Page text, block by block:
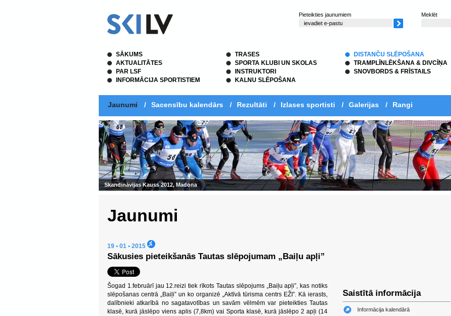
Pieteikties jaunumiem Meklēt
SĀKUMS
AKTUALITĀTES
PAR LSF
INFORMĀCIJA SPORTISTIEM
TRASES
SPORTA KLUBI UN SKOLAS
INSTRUKTORI
KALNU SLĒPOŠANA
DISTANČU SLĒPOŠANA
TRAMPLĪNLĒKŠANA & DIVCĪŅA
SNOVBORDS & FRĪSTAILS
Jaunumi / Sacensību kalendārs / Rezultāti / Izlases sportisti / Galerijas / Rangi
Skandināvijas Kauss 2012, Madona
Jaunumi
19 • 01 • 2015
Sākusies pieteikšanās Tautas slēpojumam „Baiļu apļi”
Saistītā informācija
Informācija kalendārā
Šogad 1.februārī jau 12.reizi tiek rīkots Tautas slēpojums „Baiļu apļi”, kas notiks
slēpošanas centrā „Baiļi” un ko organizē „Aktīvā tūrisma centrs EŽI”. Kā ierasts,
dalībnieki atkarībā no sagatavotības un savām vēlmēm var pieteikties Tautas
klasē, kurā jāslēpo viens aplis (7,8km) vai Sporta klasē, kurā jāslēpo 2 apļi (14